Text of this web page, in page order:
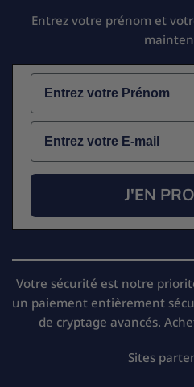
Entrez votre prénom et
Name
Email
J'EN
Votre sécurité est notre
un paiement entièrement
de cryptage avancés.
Sites